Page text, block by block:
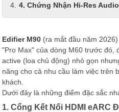
4. Chứng Nhận Hi-Res
Edifier M90 (ra mắt đầu năm
"Pro Max" của dòng M60 trước đó,
active (loa chủ động) nhỏ gọn
năng cho cả nhu cầu làm việc trên
khách.
Dưới đây là những điểm đặc sắc
1. Cổng Kết Nối HDMI eARC